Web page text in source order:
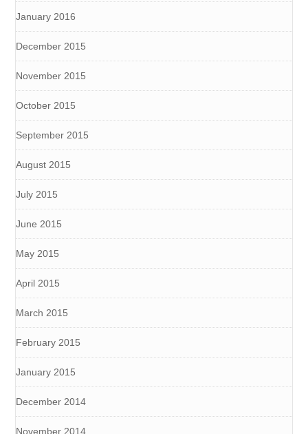
January 2016
December 2015
November 2015
October 2015
September 2015
August 2015
July 2015
June 2015
May 2015
April 2015
March 2015
February 2015
January 2015
December 2014
November 2014